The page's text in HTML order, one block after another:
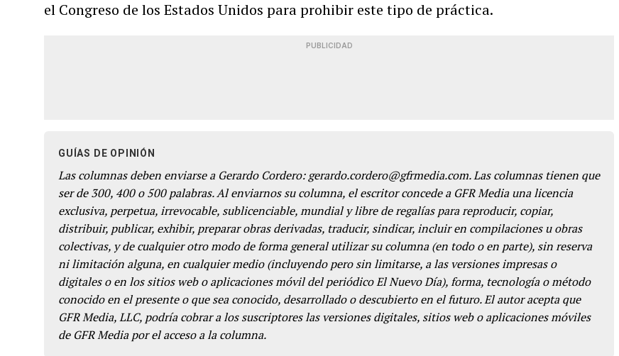
el Congreso de los Estados Unidos para prohibir este tipo de práctica.
PUBLICIDAD
GUÍAS DE OPINIÓN
Las columnas deben enviarse a Gerardo Cordero: gerardo.cordero@gfrmedia.com. Las columnas tienen que
ser de 300, 400 o 500 palabras. Al enviarnos su columna, el escritor concede a GFR Media una licencia
exclusiva, perpetua, irrevocable, sublicenciable, mundial y libre de regalías para reproducir, copiar,
distribuir, publicar, exhibir, preparar obras derivadas, traducir, sindicar, incluir en compilaciones u obras
colectivas, y de cualquier otro modo de forma general utilizar su columna (en todo o en parte), sin reserva
ni limitación alguna, en cualquier medio (incluyendo pero sin limitarse, a las versiones impresas o
digitales o en los sitios web o aplicaciones móvil del periódico El Nuevo Día), forma, tecnología o método
conocido en el presente o que sea conocido, desarrollado o descubierto en el futuro. El autor acepta que
GFR Media, LLC, podría cobrar a los suscriptores las versiones digitales, sitios web o aplicaciones móviles
de GFR Media por el acceso a la columna.